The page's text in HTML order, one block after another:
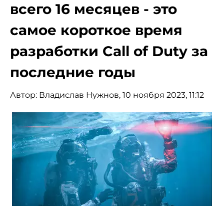
всего 16 месяцев - это
самое короткое время
разработки Call of Duty за
последние годы
Автор: Владислав Нужнов, 10 ноября 2023, 11:12